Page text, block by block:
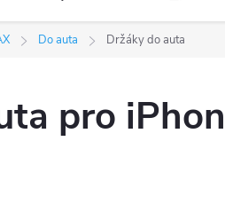
Do auta Držáky do auta
pro